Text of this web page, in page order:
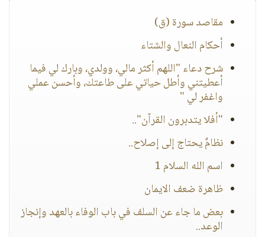
مقاصد سورة (ق)
أحكام النعال والشتاء
شرح دعاء "اللهم أكثر مالي، وولدي، وبارك لي فيما
أعطيتني وأطل حياتي على طاعتك، وأحسن عملي
واغفر لي "
"أفلا يتدبرون القرآن"..
نظامٌ يحتاج إلى إصلاح..
اسم الله السلام 1
ظاهرة ضعف الايمان
بعض ما جاء عن السلف في باب الوفاء بالعهد وإنجاز
الوعد..